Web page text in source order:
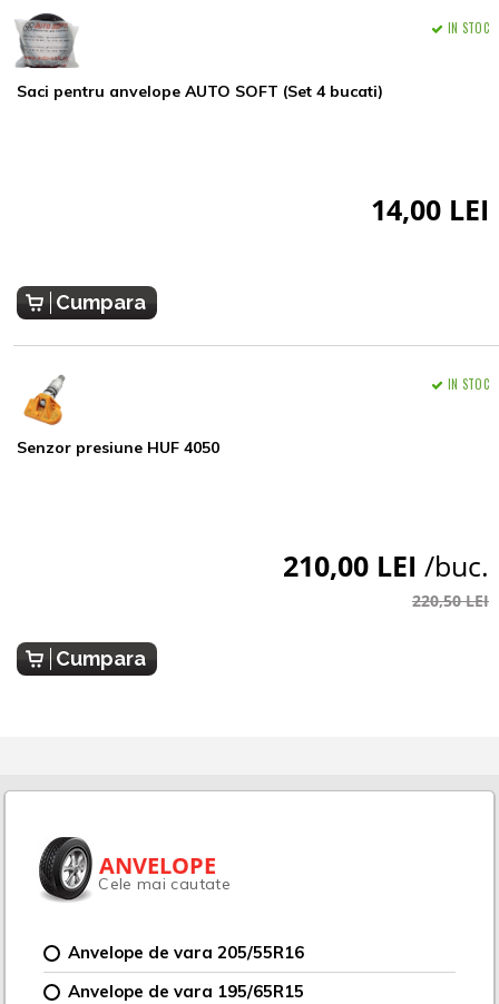
Saci pentru anvelope AUTO SOFT (Set 4 bucati)
IN STOC
14,00 LEI
Cumpara
Senzor presiune HUF 4050
IN STOC
210,00 LEI /buc.
220,50 LEI
Cumpara
ANVELOPE
Cele mai cautate
Anvelope de vara 205/55R16
Anvelope de vara 195/65R15